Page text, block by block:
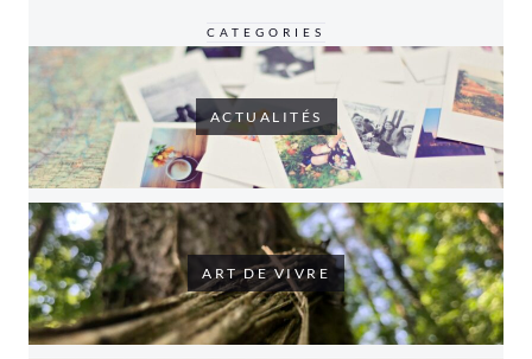
CATEGORIES
ACTUALITÉS
ART DE VIVRE